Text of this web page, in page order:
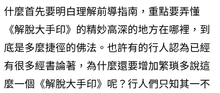
什麼首先要明白理解前導指南，重點要弄懂
《解脫大手印》的精妙高深的地方在哪裡，到
底是多麼捷徑的佛法。也許有的行人認為已經
有很多經書論著，為什麼還要增加繁瑣多說這
麼一個《解脫大手印》呢？行人們只知其一不